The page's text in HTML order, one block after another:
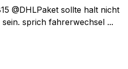
@DHLPaket sollte halt nicht
sprich fahrerwechsel ...